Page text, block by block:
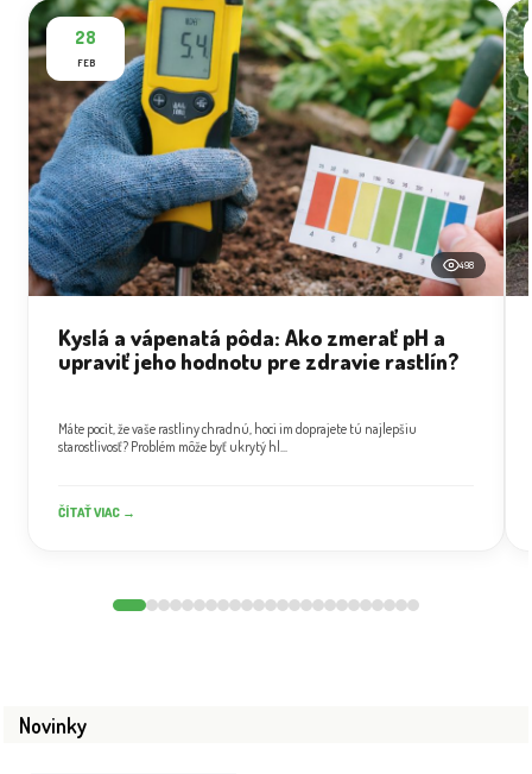
28
FEB
498
Kyslá a vápenatá pôda: Ako zmerať pH a
upraviť jeho hodnotu pre zdravie rastlín?
Máte pocit, že vaše rastliny chradnú, hoci im doprajete tú najlepšiu
starostlivosť? Problém môže byť ukrytý hl...
ČÍTAŤ VIAC →
Novinky